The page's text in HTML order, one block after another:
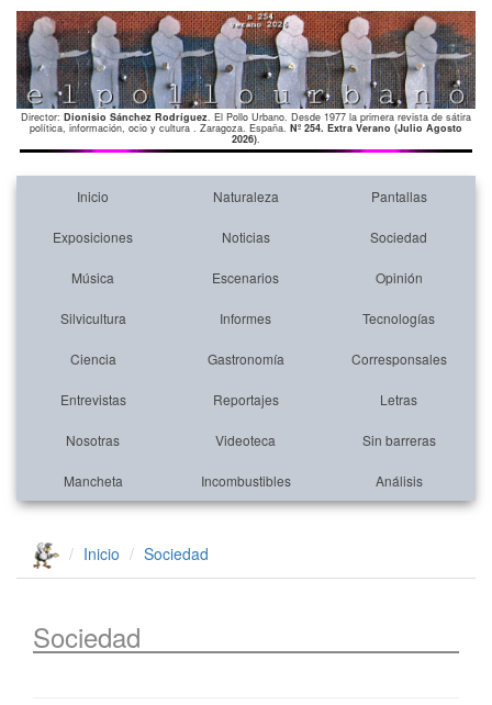
Director: Dionisio Sánchez Rodríguez. El Pollo Urbano. Desde 1977 la primera revista de sátira
política, información, ocio y cultura . Zaragoza. España. Nº 254. Extra Verano (Julio Agosto
2026).
Inicio Naturaleza Pantallas
Exposiciones Noticias Sociedad
Música Escenarios Opinión
Silvicultura Informes Tecnologías
Ciencia Gastronomía Corresponsales
Entrevistas Reportajes Letras
Nosotras Videoteca Sin barreras
Mancheta Incombustibles Análisis
Inicio Sociedad
Sociedad